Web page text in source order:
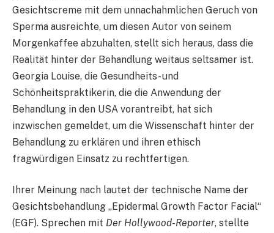
Gesichtscreme mit dem unnachahmlichen Geruch von
Sperma ausreichte, um diesen Autor von seinem
Morgenkaffee abzuhalten, stellt sich heraus, dass die
Realität hinter der Behandlung weitaus seltsamer ist.
Georgia Louise, die Gesundheits- und
Schönheitspraktikerin, die die Anwendung der
Behandlung in den USA vorantreibt, hat sich
inzwischen gemeldet, um die Wissenschaft hinter der
Behandlung zu erklären und ihren ethisch
fragwürdigen Einsatz zu rechtfertigen.
Ihrer Meinung nach lautet der technische Name der
Gesichtsbehandlung „Epidermal Growth Factor Facial“
(EGF). Sprechen mit Der Hollywood-Reporter, stellte